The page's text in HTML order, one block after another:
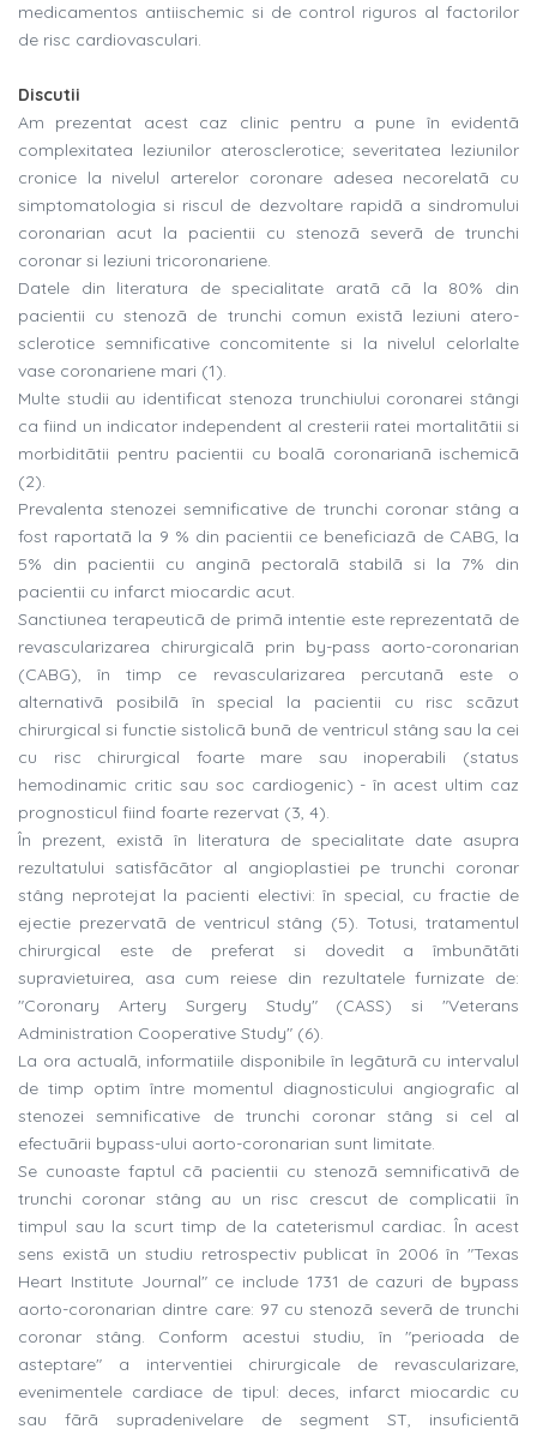
medicamentos antiischemic si de control riguros al factorilor
de risc cardiovasculari.
Discutii
Am prezentat acest caz clinic pentru a pune în evidentã
complexitatea leziunilor aterosclerotice; severitatea leziunilor
cronice la nivelul arterelor coronare adesea necorelatã cu
simptomatologia si riscul de dezvoltare rapidã a sindromului
coronarian acut la pacientii cu stenozã severã de trunchi
coronar si leziuni tricoronariene.
Datele din literatura de specialitate aratã cã la 80% din
pacientii cu stenozã de trunchi comun existã leziuni atero-
sclerotice semnificative concomitente si la nivelul celorlalte
vase coronariene mari (1).
Multe studii au identificat stenoza trunchiului coronarei stângi
ca fiind un indicator independent al cresterii ratei mortalitãtii si
morbiditãtii pentru pacientii cu boalã coronarianã ischemicã
(2).
Prevalenta stenozei semnificative de trunchi coronar stâng a
fost raportatã la 9 % din pacientii ce beneficiazã de CABG, la
5% din pacientii cu anginã pectoralã stabilã si la 7% din
pacientii cu infarct miocardic acut.
Sanctiunea terapeuticã de primã intentie este reprezentatã de
revascularizarea chirurgicalã prin by-pass aorto-coronarian
(CABG), în timp ce revascularizarea percutanã este o
alternativã posibilã în special la pacientii cu risc scãzut
chirurgical si functie sistolicã bunã de ventricul stâng sau la cei
cu risc chirurgical foarte mare sau inoperabili (status
hemodinamic critic sau soc cardiogenic) - în acest ultim caz
prognosticul fiind foarte rezervat (3, 4).
În prezent, existã în literatura de specialitate date asupra
rezultatului satisfãcãtor al angioplastiei pe trunchi coronar
stâng neprotejat la pacienti electivi: în special, cu fractie de
ejectie prezervatã de ventricul stâng (5). Totusi, tratamentul
chirurgical este de preferat si dovedit a îmbunãtãti
supravietuirea, asa cum reiese din rezultatele furnizate de:
"Coronary Artery Surgery Study" (CASS) si "Veterans
Administration Cooperative Study" (6).
La ora actualã, informatiile disponibile în legãturã cu intervalul
de timp optim între momentul diagnosticului angiografic al
stenozei semnificative de trunchi coronar stâng si cel al
efectuãrii bypass-ului aorto-coronarian sunt limitate.
Se cunoaste faptul cã pacientii cu stenozã semnificativã de
trunchi coronar stâng au un risc crescut de complicatii în
timpul sau la scurt timp de la cateterismul cardiac. În acest
sens existã un studiu retrospectiv publicat în 2006 în "Texas
Heart Institute Journal" ce include 1731 de cazuri de bypass
aorto-coronarian dintre care: 97 cu stenozã severã de trunchi
coronar stâng. Conform acestui studiu, în "perioada de
asteptare" a interventiei chirurgicale de revascularizare,
evenimentele cardiace de tipul: deces, infarct miocardic cu
sau fãrã supradenivelare de segment ST, insuficientã